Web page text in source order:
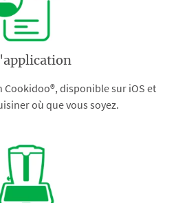
Cookidoo®, disponible sur iOS et
où que vous soyez.